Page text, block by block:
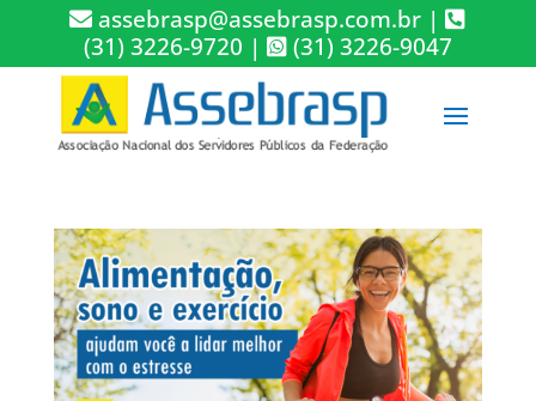
assebrasp@assebrasp.com.br |
(31) 3226-9720 | (31) 3226-9047